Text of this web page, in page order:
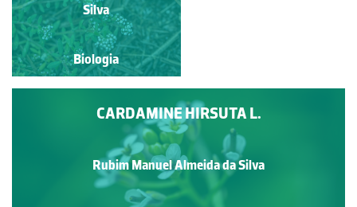
Silva
Biologia
CARDAMINE HIRSUTA L.
Rubim Manuel Almeida da Silva
Silva
Biologia